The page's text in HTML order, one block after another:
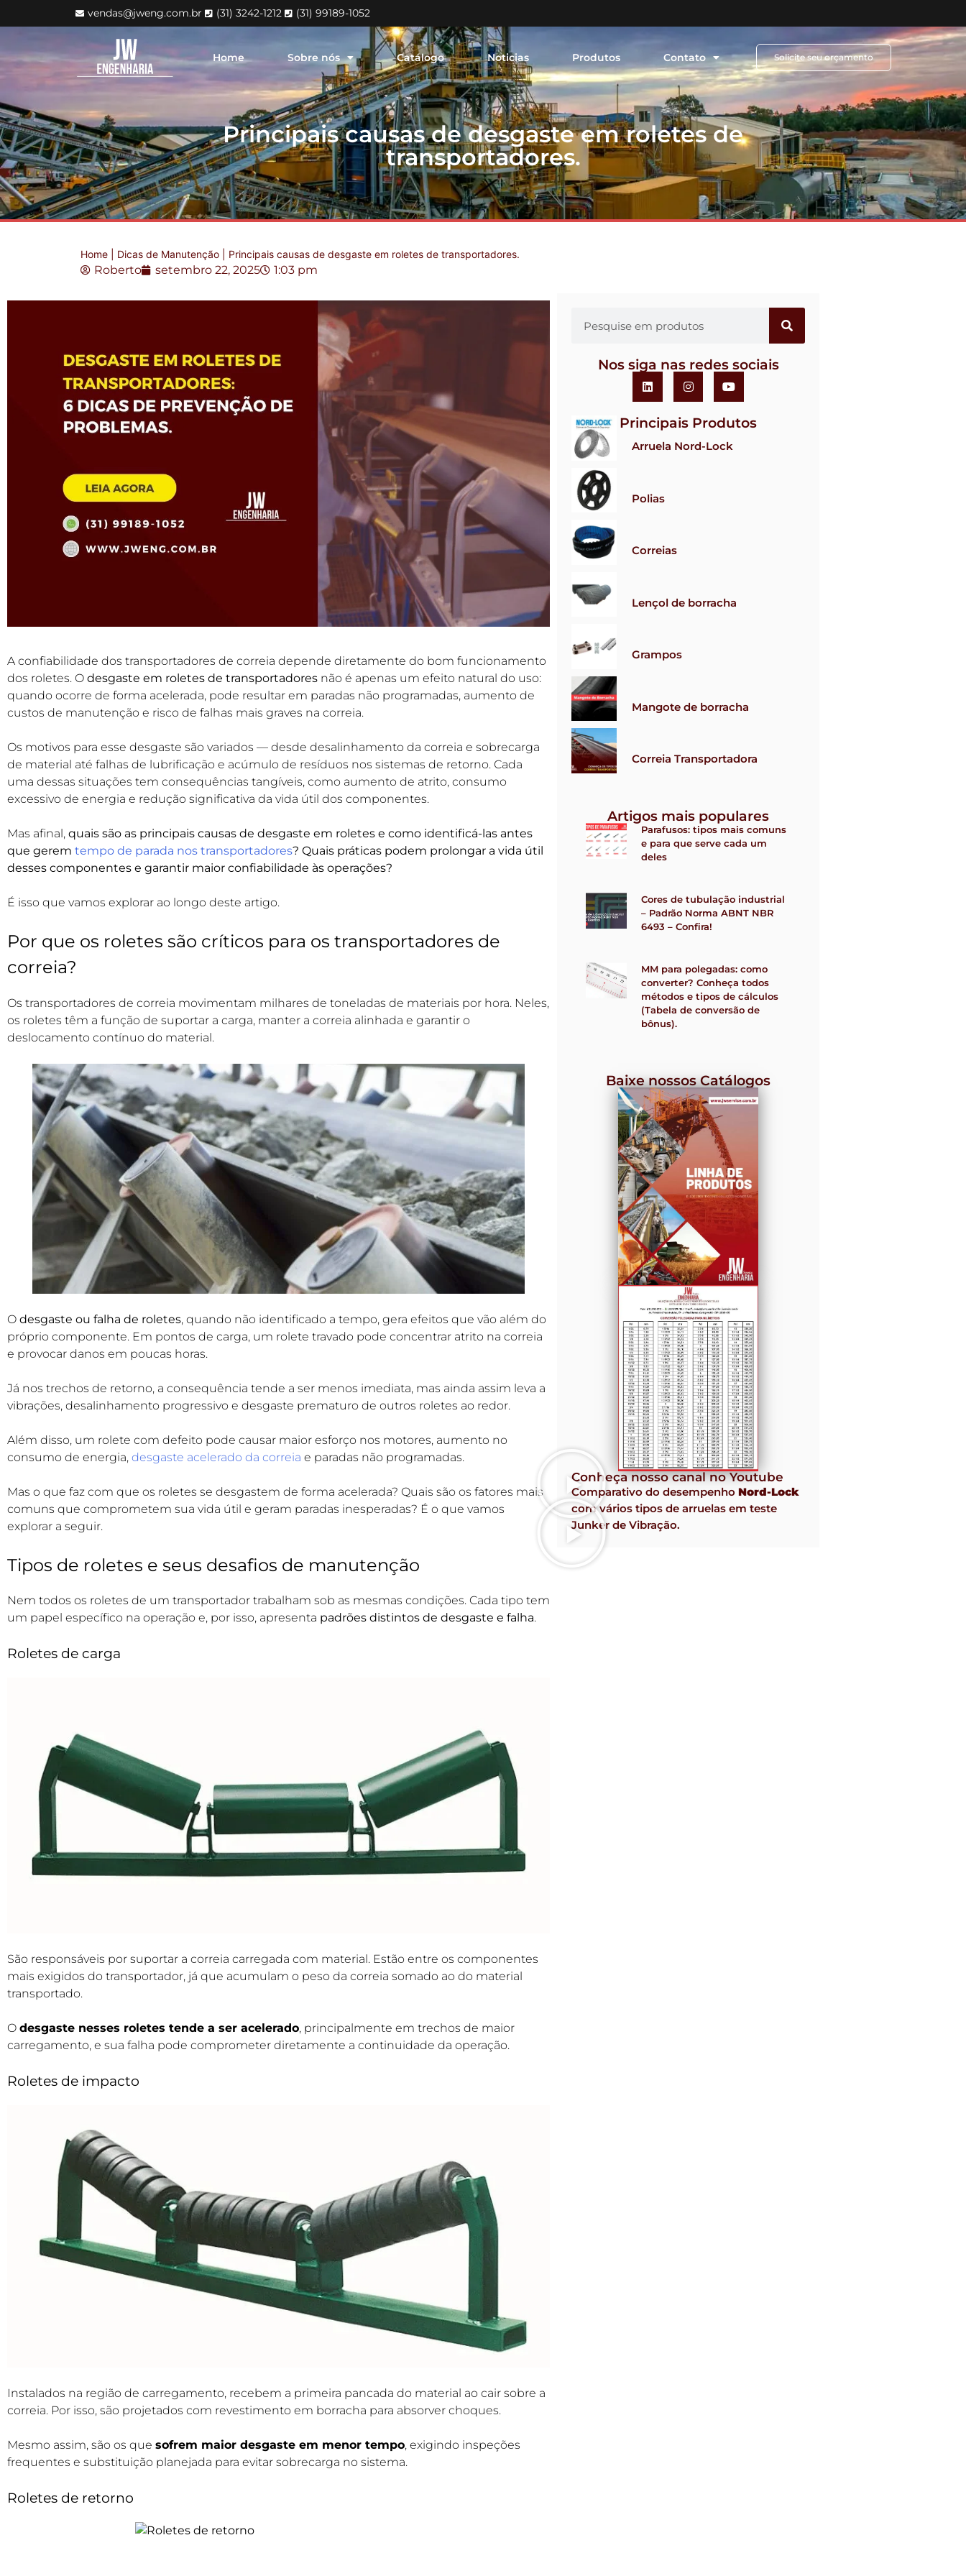
vendas@jweng.com.br (31) 3242-1212 (31) 99189-1052
Home Sobre nós Catálogo Noticias Produtos Contato Solicite seu orçamento
Principais causas de desgaste em roletes de
transportadores.
Home Dicas de Manutenção Principais causas de desgaste em roletes de transportadores.
Roberto setembro 22, 2025 1:03 pm
A confiabilidade dos transportadores de correia depende diretamente do bom funcionamento
dos roletes. O desgaste em roletes de transportadores não é apenas um efeito natural do uso:
quando ocorre de forma acelerada, pode resultar em paradas não programadas, aumento de
custos de manutenção e risco de falhas mais graves na correia.
Os motivos para esse desgaste são variados — desde desalinhamento da correia e sobrecarga
de material até falhas de lubrificação e acúmulo de resíduos nos sistemas de retorno. Cada
uma dessas situações tem consequências tangíveis, como aumento de atrito, consumo
excessivo de energia e redução significativa da vida útil dos componentes.
Mas afinal, quais são as principais causas de desgaste em roletes e como identificá-las antes
que gerem tempo de parada nos transportadores? Quais práticas podem prolongar a vida útil
desses componentes e garantir maior confiabilidade às operações?
É isso que vamos explorar ao longo deste artigo.
Por que os roletes são críticos para os transportadores de
correia?
Os transportadores de correia movimentam milhares de toneladas de materiais por hora. Neles,
os roletes têm a função de suportar a carga, manter a correia alinhada e garantir o
deslocamento contínuo do material.
O desgaste ou falha de roletes, quando não identificado a tempo, gera efeitos que vão além do
próprio componente. Em pontos de carga, um rolete travado pode concentrar atrito na correia
e provocar danos em poucas horas.
Já nos trechos de retorno, a consequência tende a ser menos imediata, mas ainda assim leva a
vibrações, desalinhamento progressivo e desgaste prematuro de outros roletes ao redor.
Além disso, um rolete com defeito pode causar maior esforço nos motores, aumento no
consumo de energia, desgaste acelerado da correia e paradas não programadas.
Mas o que faz com que os roletes se desgastem de forma acelerada? Quais são os fatores mais
comuns que comprometem sua vida útil e geram paradas inesperadas? É o que vamos
explorar a seguir.
Tipos de roletes e seus desafios de manutenção
Nem todos os roletes de um transportador trabalham sob as mesmas condições. Cada tipo tem
um papel específico na operação e, por isso, apresenta padrões distintos de desgaste e falha.
Roletes de carga
São responsáveis por suportar a correia carregada com material. Estão entre os componentes
mais exigidos do transportador, já que acumulam o peso da correia somado ao do material
transportado.
O desgaste nesses roletes tende a ser acelerado, principalmente em trechos de maior
carregamento, e sua falha pode comprometer diretamente a continuidade da operação.
Roletes de impacto
Instalados na região de carregamento, recebem a primeira pancada do material ao cair sobre a
correia. Por isso, são projetados com revestimento em borracha para absorver choques.
Mesmo assim, são os que sofrem maior desgaste em menor tempo, exigindo inspeções
frequentes e substituição planejada para evitar sobrecarga no sistema.
Roletes de retorno
Nos siga nas redes sociais
Principais Produtos
Arruela Nord-Lock
Polias
Correias
Lençol de borracha
Grampos
Mangote de borracha
Correia Transportadora
Artigos mais populares
Parafusos: tipos mais comuns
e para que serve cada um
deles
Cores de tubulação industrial
– Padrão Norma ABNT NBR
6493 – Confira!
MM para polegadas: como
converter? Conheça todos
métodos e tipos de cálculos
(Tabela de conversão de
bônus).
Baixe nossos Catálogos
Conheça nosso canal no Youtube
Comparativo do desempenhoNord-Lock
com vários tipos de arruelas em teste
Junker de Vibração.